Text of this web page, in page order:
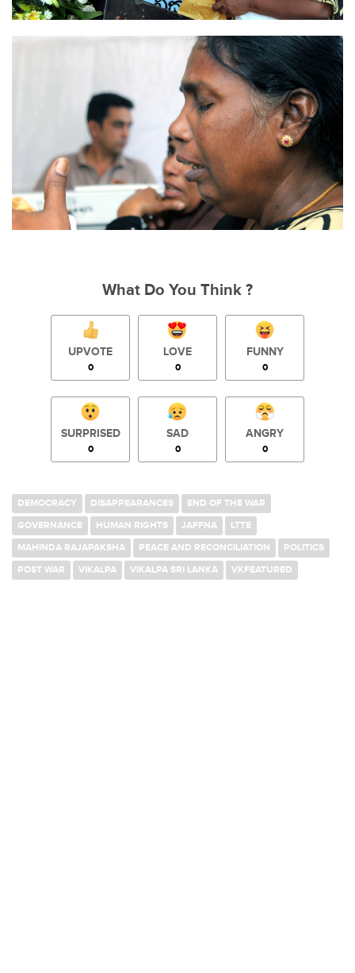
What Do You Think ?
UPVOTE
0
LOVE
0
FUNNY
0
SURPRISED
0
SAD
0
ANGRY
0
DEMOCRACY DISAPPEARANCES
END OF THE WAR
GOVERNANCE
HUMAN RIGHTS JAFFNA
LTTE
MAHINDA RAJAPAKSHA
PEACE AND RECONCILIATION
POLITICS
POST WAR
VIKALPA VIKALPA SRI LANKA VKFEATURED